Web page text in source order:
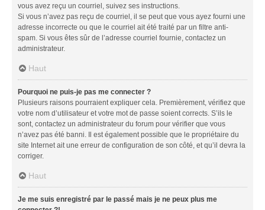
vous avez reçu un courriel, suivez ses instructions.
Si vous n’avez pas reçu de courriel, il se peut que vous ayez fourni une
adresse incorrecte ou que le courriel ait été traité par un filtre anti-
spam. Si vous êtes sûr de l’adresse courriel fournie, contactez un
administrateur.
Haut
Pourquoi ne puis-je pas me connecter ?
Plusieurs raisons pourraient expliquer cela. Premièrement, vérifiez que
votre nom d’utilisateur et votre mot de passe soient corrects. S’ils le
sont, contactez un administrateur du forum pour vérifier que vous
n’avez pas été banni. Il est également possible que le propriétaire du
site Internet ait une erreur de configuration de son côté, et qu’il devra la
corriger.
Haut
Je me suis enregistré par le passé mais je ne peux plus me